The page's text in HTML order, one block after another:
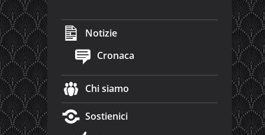
Notizie
Cronaca
Chi siamo
Sostienici